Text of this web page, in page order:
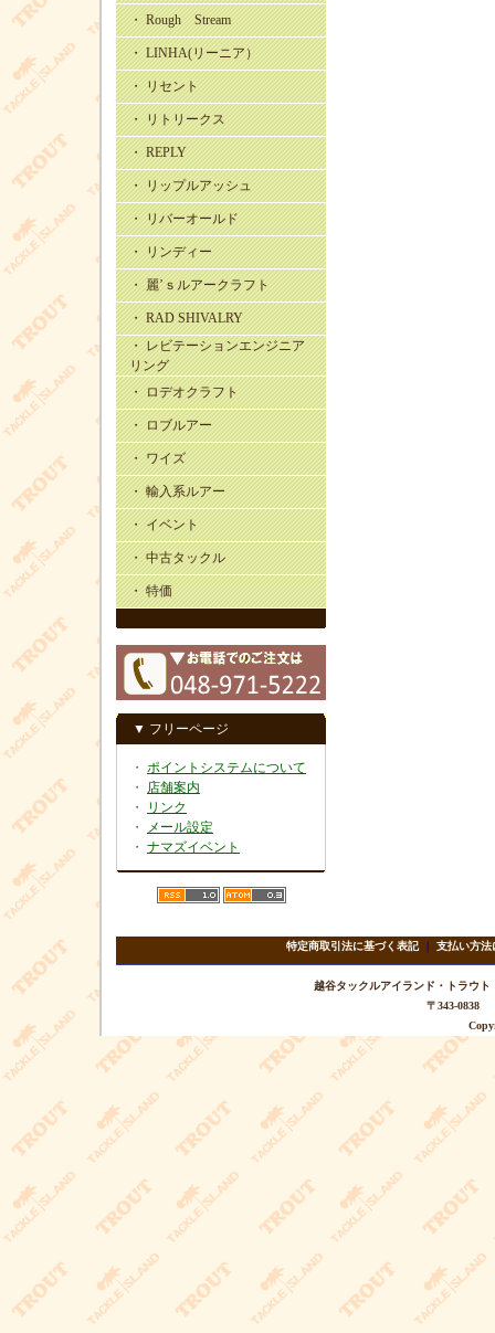
・ Rough Stream
・ LINHA(リーニア）
・ リセント
・ リトリークス
・ REPLY
・ リップルアッシュ
・ リバーオールド
・ リンディー
・ 麗’ｓルアークラフト
・ RAD SHIVALRY
・ レビテーションエンジニア
リング
・ ロデオクラフト
・ ロブルアー
・ ワイズ
・ 輸入系ルアー
・ イベント
・ 中古タックル
・ 特価
▼ フリーページ
・ ポイントシステムについて
・ 店舗案内
・
リンク
・
メール設定
・ ナマズイベント
特定商取引法に基づく表記｜ 支払い方法
越谷タックルアイランド・トラ
〒343-0838